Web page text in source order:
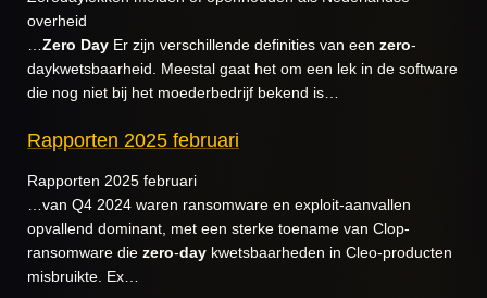
overheid
Zero Day Er zijn verschillende definities van een zero-
daykwetsbaarheid. Meestal gaat het om een lek in de software
die nog niet bij het moederbedrijf bekend is…
Rapporten 2025 februari
Rapporten 2025 februari
…van Q4 2024 waren ransomware en exploit-aanvallen
opvallend dominant, met een sterke toename van Clop-
ransomware die zero-day kwetsbaarheden in Cleo-producten
misbruikte. Ex…